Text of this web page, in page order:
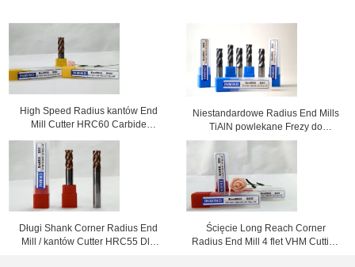
High Speed ​​Radius kantów End
Mill Cutter HRC60 Carbide
Narzędzia do obróbki
Niestandardowe Radius End Mills
TiAlN powlekane Frezy do
aluminium, Ball Nose End Mills
Długi Shank Corner Radius End
Mill / kantów Cutter HRC55 Dla
Ścięcie Long Reach Corner
Radius End Mill 4 flet VHM Cutting